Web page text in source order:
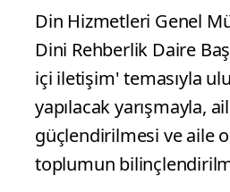
Din Hizmetleri Genel
Dini Rehberlik Daire
içi iletişim' temasıyla
yapılacak yarışmayla,
güçlendirilmesi ve aile
toplumun